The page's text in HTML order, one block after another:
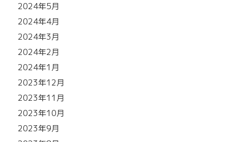
2024年5月
2024年4月
2024年3月
2024年2月
2024年1月
2023年12月
2023年11月
2023年10月
2023年9月